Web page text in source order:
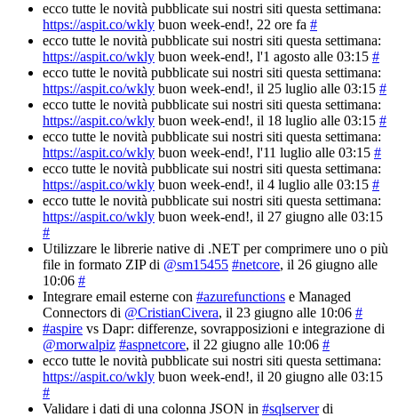
ecco tutte le novità pubblicate sui nostri siti questa settimana:
https://aspit.co/wkly buon week-end!, 22 ore fa #
ecco tutte le novità pubblicate sui nostri siti questa settimana:
https://aspit.co/wkly buon week-end!, l'1 agosto alle 03:15 #
ecco tutte le novità pubblicate sui nostri siti questa settimana:
https://aspit.co/wkly buon week-end!, il 25 luglio alle 03:15 #
ecco tutte le novità pubblicate sui nostri siti questa settimana:
https://aspit.co/wkly buon week-end!, il 18 luglio alle 03:15 #
ecco tutte le novità pubblicate sui nostri siti questa settimana:
https://aspit.co/wkly buon week-end!, l'11 luglio alle 03:15 #
ecco tutte le novità pubblicate sui nostri siti questa settimana:
https://aspit.co/wkly buon week-end!, il 4 luglio alle 03:15 #
ecco tutte le novità pubblicate sui nostri siti questa settimana:
https://aspit.co/wkly buon week-end!, il 27 giugno alle 03:15
#
Utilizzare le librerie native di .NET per comprimere uno o più
file in formato ZIP di @sm15455 #netcore, il 26 giugno alle
10:06 #
Integrare email esterne con #azurefunctions e Managed
Connectors di @CristianCivera, il 23 giugno alle 10:06 #
#aspire vs Dapr: differenze, sovrapposizioni e integrazione di
@morwalpiz #aspnetcore, il 22 giugno alle 10:06 #
ecco tutte le novità pubblicate sui nostri siti questa settimana:
https://aspit.co/wkly buon week-end!, il 20 giugno alle 03:15
#
Validare i dati di una colonna JSON in #sqlserverdi